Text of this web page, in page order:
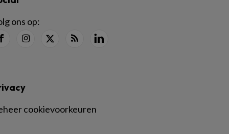
ons op:
cookievoorkeuren